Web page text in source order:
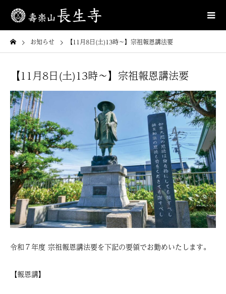
お知らせ 【11月8日(土)13時〜】宗祖報恩講法要
【11月8日(土)13時〜】宗祖報恩講法要
令和７年度 宗祖報恩講法要を下記の要領でお勤めいたします。
【報恩講】